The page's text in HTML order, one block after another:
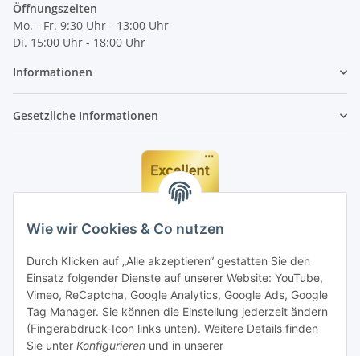
Wie wir Cookies & Co nutzen
Durch Klicken auf „Alle akzeptieren“ gestatten Sie den
Einsatz folgender Dienste auf unserer Website: YouTube,
Vimeo, ReCaptcha, Google Analytics, Google Ads, Google
Tag Manager. Sie können die Einstellung jederzeit ändern
(Fingerabdruck-Icon links unten). Weitere Details finden
Sie unter Konfigurieren und in unserer
Öffnungszeiten
Mo. - Fr. 9:30 Uhr - 13:00 Uhr
Di. 15:00 Uhr - 18:00 Uhr
Informationen
Gesetzliche Informationen